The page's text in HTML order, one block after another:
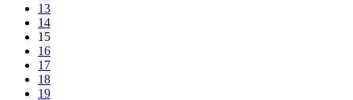
13
14
15
16
17
18
19